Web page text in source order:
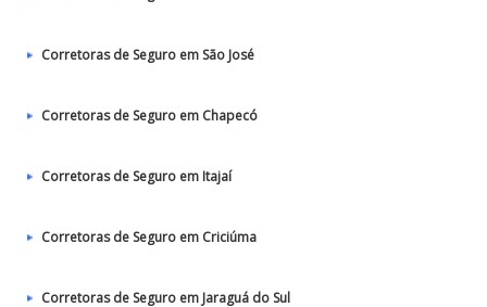
Corretoras de Seguro em São José
Corretoras de Seguro em Chapecó
Corretoras de Seguro em Itajaí
Corretoras de Seguro em Criciúma
Corretoras de Seguro em Jaraguá do Sul